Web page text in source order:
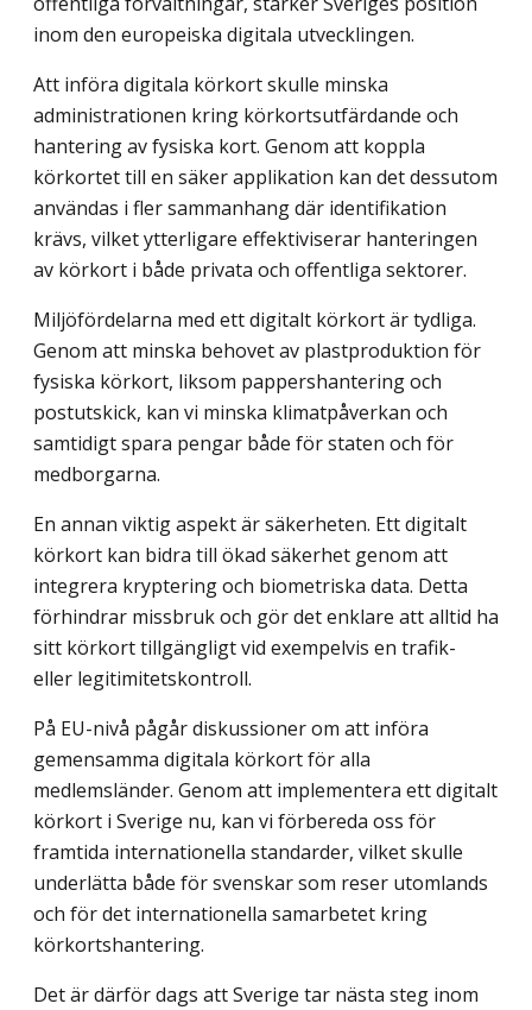
inom den europeiska digitala utvecklingen.
Att införa digitala körkort skulle minska
administrationen kring körkortsutfärdande och
hantering av fysiska kort. Genom att koppla
körkortet till en säker applikation kan det dessutom
användas i fler sammanhang där identifikation
krävs, vilket ytterligare effektiviserar hanteringen
av körkort i både privata och offentliga sektorer.
Miljöfördelarna med ett digitalt körkort är tydliga.
Genom att minska behovet av plastproduktion för
fysiska körkort, liksom pappershantering och
postutskick, kan vi minska klimatpåverkan och
samtidigt spara pengar både för staten och för
medborgarna.
En annan viktig aspekt är säkerheten. Ett digitalt
körkort kan bidra till ökad säkerhet genom att
integrera kryptering och biometriska data. Detta
förhindrar missbruk och gör det enklare att alltid ha
sitt körkort tillgängligt vid exempelvis en trafik-
eller legitimi­tetskontroll.
På EU-nivå pågår diskussioner om att införa
gemensamma digitala körkort för alla
medlemsländer. Genom att implementera ett digitalt
körkort i Sverige nu, kan vi förbereda oss för
framtida internationella standarder, vilket skulle
underlätta både för svenskar som reser utomlands
och för det internationella samarbetet kring
körkortshantering.
Det är därför dags att Sverige tar nästa steg inom